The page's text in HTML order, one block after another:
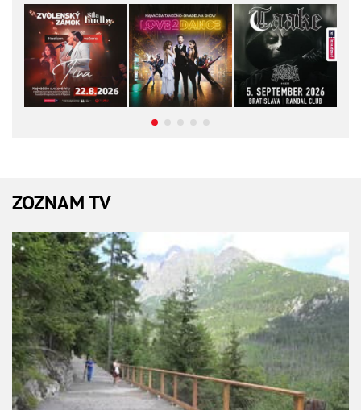
ZOZNAM TV